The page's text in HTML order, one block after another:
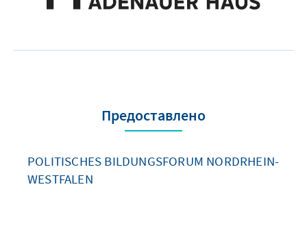
Предоставлено
POLITISCHES BILDUNGSFORUM NORDRHEIN-
WESTFALEN